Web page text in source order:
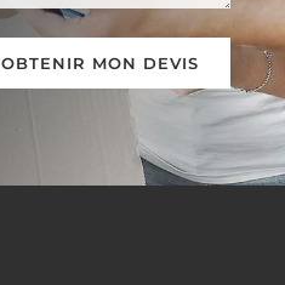
OBTENIR MON DEVIS